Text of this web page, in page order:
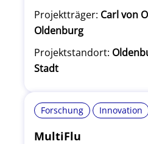
Projektträger: Carl von
Oldenburg
Projektstandort:
Stadt
Forschung Innovation
MultiFlu